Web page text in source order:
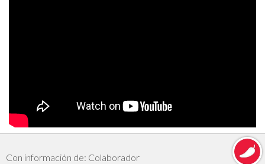
Con información de: Colaborador